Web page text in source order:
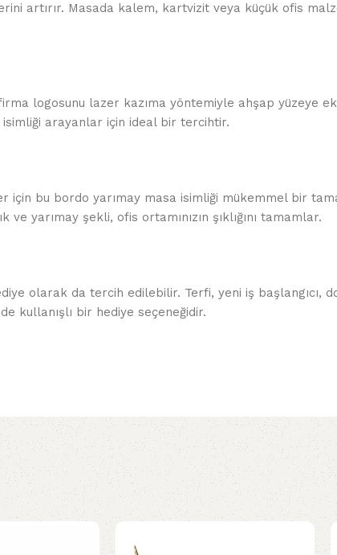
artırır. Masada kalem, kartvizit veya küçük ofis
logosunu lazer kazıma yöntemiyle ahşap yüzeye
arayanlar için ideal bir tercihtir.
için bu bordo yarımay masa isimliği mükemmel bir
ve yarımay şekli, ofis ortamınızın şıklığını tamamlar.
olarak da tercih edilebilir. Terfi, yeni iş başlangıcı,
kullanışlı bir hediye seçeneğidir.